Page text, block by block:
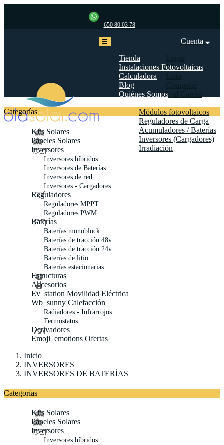
650 80 03 78
Cuenta
Mi cuenta
Ir al Carrito
Navegación
palanca
☰
Tienda
Instalaciones Fotovoltaicas
Calculadora
Blog
Quiénes Somos
Módulos fotovoltaicos
Reguladores de Carga
Acumuladores / Baterías
Inversores (Cargadores)
Irradiación
Categorías
Kits Solares
Paneles Solares
Inversores
Inversores híbridos
Inversores de Baterías
Inversores de red
Inversores - Cargadores
Reguladores
Reguladores MPPT
Reguladores PWM
Baterías
Baterías monoblock
Baterías de tracción 48v
Baterías de tracción 24v
Baterías de litio
Baterías estacionarias
Estructuras
Accesorios
Ev_station Movilidad Eléctrica
Wb_sunny Calefacción
Radiadores - Infrarrojos
Termostatos
Derivadores
Emoji_emotions Ofertas
Inicio
INVERSORES
INVERSORES DE BATERÍAS
Categorías
Kits Solares
Paneles Solares
Inversores
Inversores híbridos